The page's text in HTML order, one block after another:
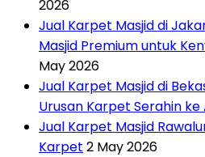
2026
Jual Karpet Masjid di
Masjid Premium untuk
May 2026
Jual Karpet Masjid di
Urusan Karpet Serahin ke
Jual Karpet Masjid
Karpet 2 May 2026